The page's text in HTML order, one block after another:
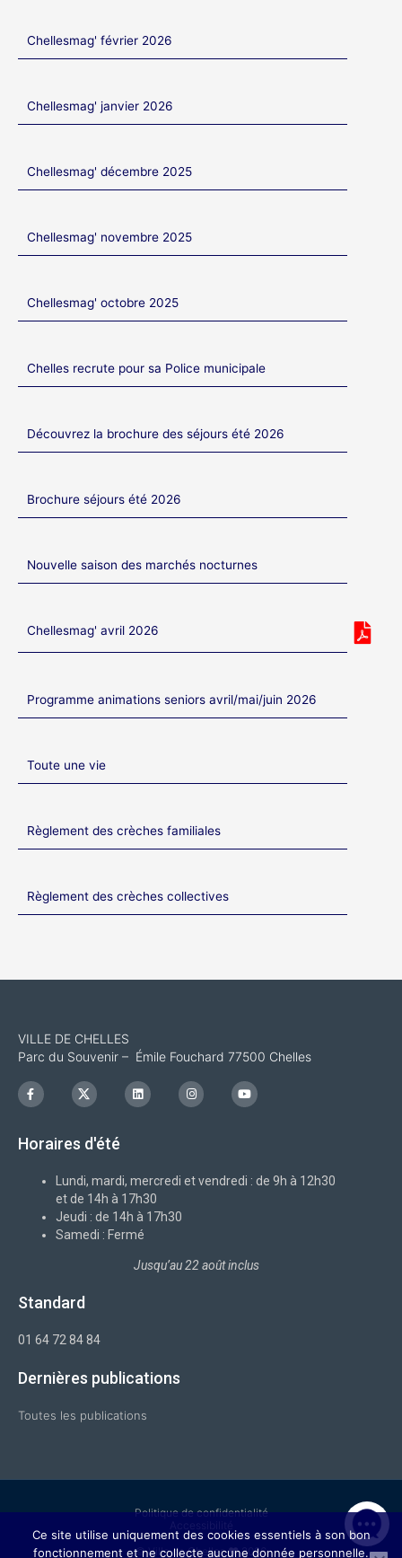
Chellesmag' février 2026
Chellesmag' janvier 2026
Chellesmag' décembre 2025
Chellesmag' novembre 2025
Chellesmag' octobre 2025
Chelles recrute pour sa Police municipale
Découvrez la brochure des séjours été 2026
Brochure séjours été 2026
Nouvelle saison des marchés nocturnes
Chellesmag' avril 2026
Programme animations seniors avril/mai/juin 2026
Toute une vie
Règlement des crèches familiales
Règlement des crèches collectives
VILLE DE CHELLES
Parc du Souvenir – Émile Fouchard 77500 Chelles
F
a
c
o
I
c
o
x
L
i
n
I
n
s
m
Y
o
u
Horaires d'été
Lundi, mardi, mercredi et vendredi : de 9h à 12h30
et de 14h à 17h30
Jeudi : de 14h à 17h30
Samedi : Fermé
Jusqu’au 22 août inclus
Standard
01 64 72 84 84
Dernières publications
Toutes les publications
Politique de confidentialité
© Ville de Chelles ❤ 2026
Ce site utilise uniquement des cookies essentiels à son bon
fonctionnement et ne collecte aucune donnée personnelle.